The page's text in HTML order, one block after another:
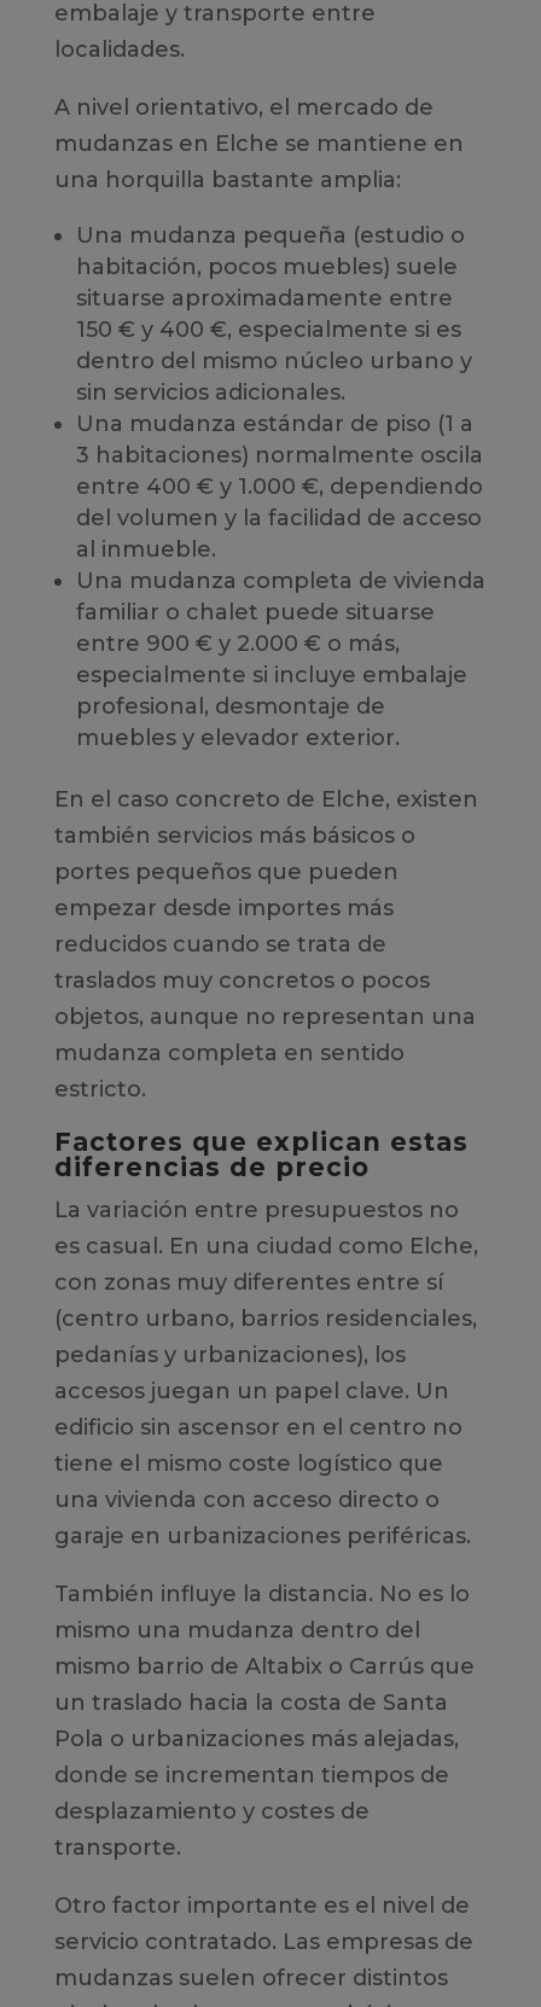
embalaje y transporte entre
localidades.
A nivel orientativo, el mercado de
mudanzas en Elche se mantiene en
una horquilla bastante amplia:
Una mudanza pequeña (estudio o
habitación, pocos muebles) suele
situarse aproximadamente entre
150 € y 400 €, especialmente si es
dentro del mismo núcleo urbano y
sin servicios adicionales.
Una mudanza estándar de piso (1 a
3 habitaciones) normalmente oscila
entre 400 € y 1.000 €, dependiendo
del volumen y la facilidad de acceso
al inmueble.
Una mudanza completa de vivienda
familiar o chalet puede situarse
entre 900 € y 2.000 € o más,
especialmente si incluye embalaje
profesional, desmontaje de
muebles y elevador exterior.
En el caso concreto de Elche, existen
también servicios más básicos o
portes pequeños que pueden
empezar desde importes más
reducidos cuando se trata de
traslados muy concretos o pocos
objetos, aunque no representan una
mudanza completa en sentido
estricto.
Factores que explican estas
diferencias de precio
La variación entre presupuestos no
es casual. En una ciudad como Elche,
con zonas muy diferentes entre sí
(centro urbano, barrios residenciales,
pedanías y urbanizaciones), los
accesos juegan un papel clave. Un
edificio sin ascensor en el centro no
tiene el mismo coste logístico que
una vivienda con acceso directo o
garaje en urbanizaciones periféricas.
También influye la distancia. No es lo
mismo una mudanza dentro del
mismo barrio de Altabix o Carrús que
un traslado hacia la costa de Santa
Pola o urbanizaciones más alejadas,
donde se incrementan tiempos de
desplazamiento y costes de
transporte.
Otro factor importante es el nivel de
servicio contratado. Las empresas de
mudanzas suelen ofrecer distintos